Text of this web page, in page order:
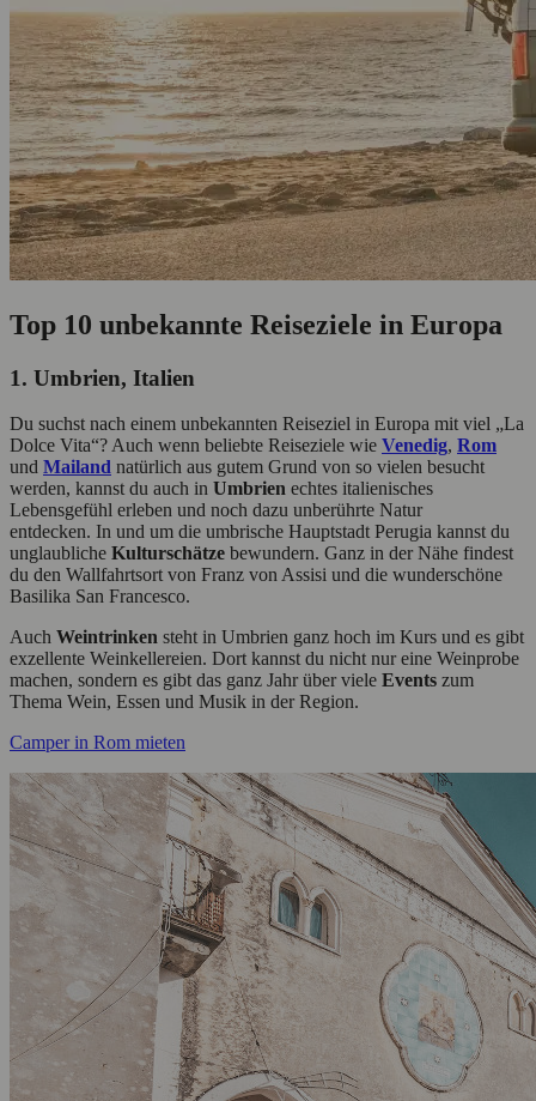
Top 10 unbekannte Reiseziele in Europa
1. Umbrien, Italien
Du suchst nach einem unbekannten Reiseziel in Europa mit viel „La
Dolce Vita“? Auch wenn beliebte Reiseziele wie Venedig, Rom
und Mailand natürlich aus gutem Grund von so vielen besucht
werden, kannst du auch in Umbrien echtes italienisches
Lebensgefühl erleben und noch dazu unberührte Natur
entdecken. In und um die umbrische Hauptstadt Perugia kannst du
unglaubliche Kulturschätze bewundern. Ganz in der Nähe findest
du den Wallfahrtsort von Franz von Assisi und die wunderschöne
Basilika San Francesco.
Auch Weintrinken steht in Umbrien ganz hoch im Kurs und es gibt
exzellente Weinkellereien. Dort kannst du nicht nur eine Weinprobe
machen, sondern es gibt das ganz Jahr über viele Events zum
Thema Wein, Essen und Musik in der Region.
Camper in Rom mieten